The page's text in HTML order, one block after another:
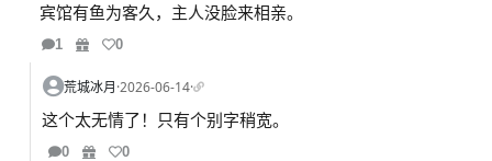
宾馆有鱼为客久，主人没脸来相亲。
1 0
荒城冰月·2026-06-14·
这个太无情了！只有个别字稍宽。
0 0